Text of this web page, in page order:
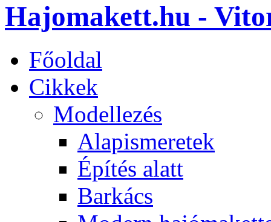
Hajomakett.hu -
Főoldal
Cikkek
Modellezés
Alapismeretek
Építés alatt
Barkács